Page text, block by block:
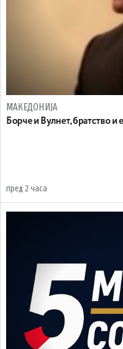
МАКЕДОНИЈА
Борче и Вулнет, братство и
пред 2 часа